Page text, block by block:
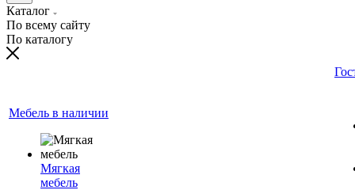
Каталог
По всему сайту
По каталогу
Мебель в наличии
Мягкая
мебель